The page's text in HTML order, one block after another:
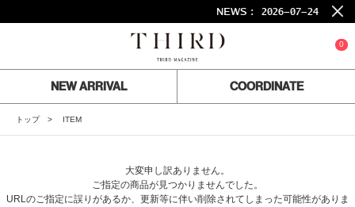
NEWS : 2026-07-24
0
NEW ARRIVAL COORDINATE
トップ ITEM
大変申し訳ありません。
ご指定の商品が見つかりませんでした。
URLのご指定に誤りがあるか、更新等に伴い削除されてしまった可能性がありま